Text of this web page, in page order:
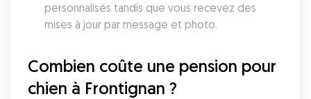
personnalisés tandis que vous recevez des
mises à jour par message et photo.
Combien coûte une pension pour
chien à Frontignan ?